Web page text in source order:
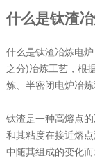
什么是钛渣
什么是钛渣冶炼电
之分)冶炼工艺，根
炼、半密闭电炉冶炼
钛渣是一种高熔点
和其粘度在接近熔
中随其组成的变化而